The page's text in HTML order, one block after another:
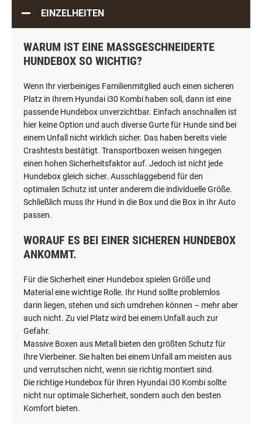
EINZELHEITEN
WARUM IST EINE MASSGESCHNEIDERTE H
UNDEBOX SO WICHTIG?
Wenn Ihr vierbeiniges Familienmitglied auch einen sicheren
Platz in Ihrem Hyundai i30 Kombi haben soll, dann ist eine
passende Hundebox unverzichtbar. Einfach anschnallen ist
hier keine Option und auch diverse Gurte für Hunde sind bei
einem Unfall nicht wirklich sicher. Das haben bereits viele
Crashtests bestätigt. Transportboxen weisen hingegen
einen hohen Sicherheitsfaktor auf. Jedoch ist nicht jede
Hundebox gleich sicher. Ausschlaggebend für den
optimalen Schutz ist unter anderem die individuelle Größe.
Schließlich muss Ihr Hund in die Box und die Box in Ihr Auto
passen.
WORAUF ES BEI EINER SICHEREN HUNDEBOX
ANKOMMT.
Für die Sicherheit einer Hundebox spielen Größe und
Material eine wichtige Rolle. Ihr Hund sollte problemlos
darin liegen, stehen und sich umdrehen können – mehr aber
auch nicht. Zu viel Platz wird bei einem Unfall auch zur
Gefahr.
Massive Boxen aus Metall bieten den größten Schutz für
Ihre Vierbeiner. Sie halten bei einem Unfall am meisten aus
und verrutschen nicht, wenn sie richtig montiert sind.
Die richtige Hundebox für Ihren Hyundai i30 Kombi sollte
nicht nur optimale Sicherheit, sondern auch den besten
Komfort bieten.